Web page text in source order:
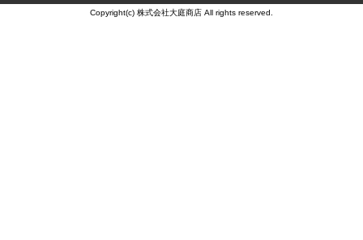
Copyright(c) 株式会社大庭商店 All rights reserved.